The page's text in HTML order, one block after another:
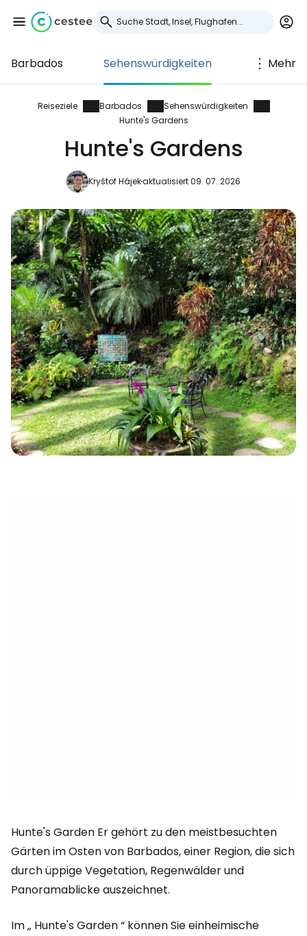
Barbados Sehenswürdigkeiten Mehr
Reiseziele Barbados
Sehenswürdigkeiten
Hunte's Gardens
Hunte's Gardens
Kryštof Hájekaktualisiert 09. 07. 2026
Hunte's Garden Er gehört zu den meistbesuchten
Gärten im Osten von Barbados, einer Region, die sich
durch üppige Vegetation, Regenwälder und
Panoramablicke auszeichnet.
Im „ Hunte's Garden“ können Sie einheimische
Anmeldung bei
Cestee
... die weltweite Reise-Community
Weiter mit Google
Weiter mit Facebook
Weiter mit E-Mail